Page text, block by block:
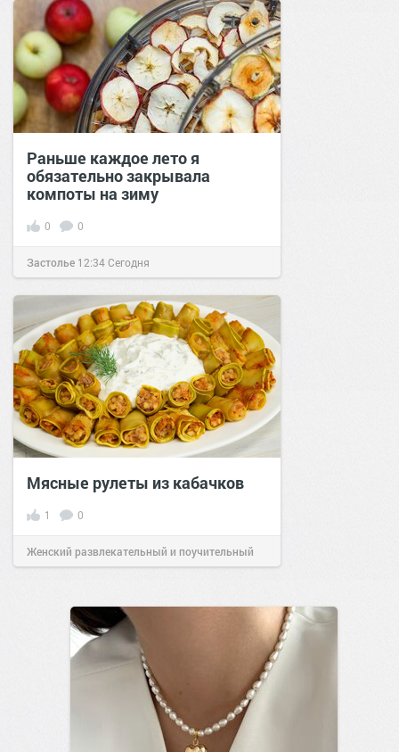
Раньше каждое лето я
обязательно закрывала
компоты на зиму
0 0
Застолье 12:34Сегодня
Мясные рулеты из кабачков
1 0
Женский развлекательный и поучительный